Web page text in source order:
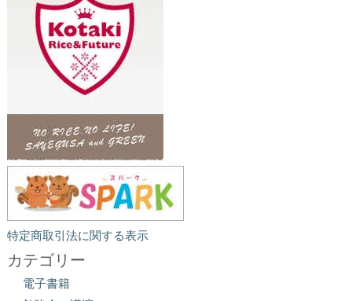
特定商取引法に関する表示
カテゴリー
電子書籍